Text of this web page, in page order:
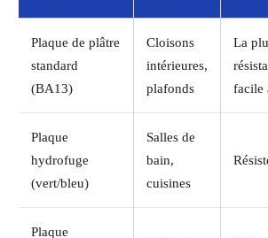
Plaque de plâtre
standard
(BA13)
Cloisons
intérieures,
plafonds
La
facile
Plaque
hydrofuge
(vert/bleu)
Salles de
bain,
cuisines
Plaque